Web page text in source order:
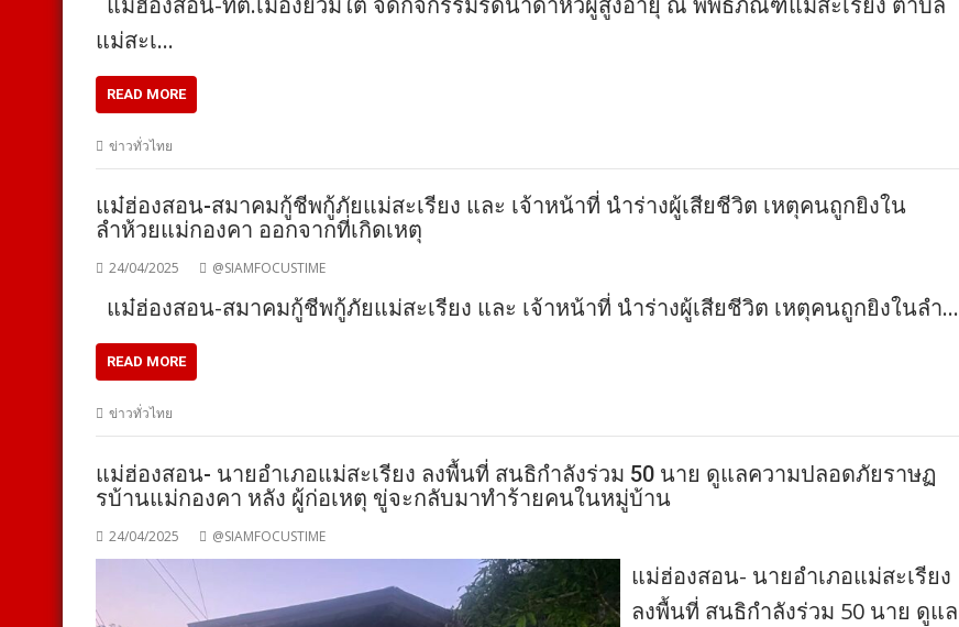
แม่สะเ…
READ MORE
ข่าวทั่วไทย
แม๋ฮ่องสอน-สมาคมกู้ชีพกู้ภัยแม่สะเรียง และ เจ้าหน้าที่ นำร่างผู้เสียชีวิต เหตุคนถูกยิงใน
ลำห้วยแม่กองคา ออกจากที่เกิดเหตุ
24/04/2025 @SIAMFOCUSTIME
แม๋ฮ่องสอน-สมาคมกู้ชีพกู้ภัยแม่สะเรียง และ เจ้าหน้าที่ นำร่างผู้เสียชีวิต เหตุคนถูกยิงในลำ…
READ MORE
ข่าวทั่วไทย
แม่ฮ่องสอน- นายอำเภอแม่สะเรียง ลงพื้นที่ สนธิกำลังร่วม 50 นาย ดูแลความปลอดภัยราษฏ
รบ้านแม่กองคา หลัง ผู้ก่อเหตุ ขู่จะกลับมาทำร้ายคนในหมู่บ้าน
24/04/2025 @SIAMFOCUSTIME
แม่ฮ่องสอน- นายอำเภอแม่สะเรียง
ลงพื้นที่ สนธิกำลังร่วม 50 นาย ดูแล